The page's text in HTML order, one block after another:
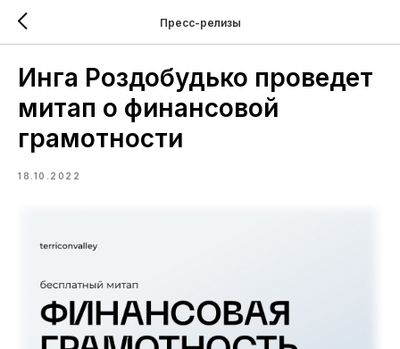
Пресс-релизы
Инга Роздобудько проведет
митап о финансовой
грамотности
18.10.2022